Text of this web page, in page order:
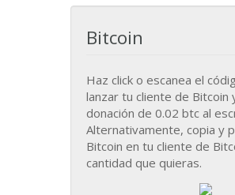
Bitcoin
Haz click o escanea el
lanzar tu cliente de Bitcoin y hacer una
donación de 0.02 btc al
Alternativamente, copia y pega la dirección
Bitcoin en tu cliente de
cantidad que quieras.